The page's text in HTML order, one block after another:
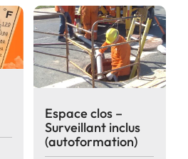
Espace clos –
Surveillant inclus
(autoformation)